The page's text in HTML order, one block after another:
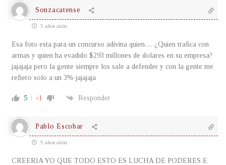
Sonzacatense
5 años atrás
Esa foto esta para un concurso adivina quien… ¿Quien trafica con
armas y quien ha evadido $293 millones de dolares en su empresa?
jajajaja pero la gente siempre los sale a defender y con la gente me
refiero solo a un 3% jajajaja
5 -1 Responder
Pablo Escobar
5 años atrás
CREERIA YO QUE TODO ESTO ES LUCHA DE PODERES E